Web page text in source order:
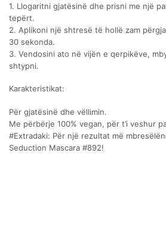
1. Llogaritni gjatësinë dhe prisni me një
tepërt.
2. Aplikoni një shtresë të hollë zam
30 sekonda.
3. Vendosini ato në vijën e qerpikëve,
shtypni.
Karakteristikat:
Për gjatësinë dhe vëllimin.
Me përbërje 100% vegan, për t’i veshur
#Extradaki: Për një rezultat më
Seduction Mascara #892!